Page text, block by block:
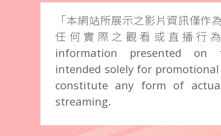
「本網站所展示之影片資訊僅作
任何實際之觀看或直播行
information presented
intended solely for
constitute any form of
streaming.